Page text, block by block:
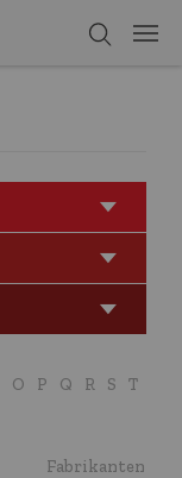
O P Q R S
T
Fabrikanten